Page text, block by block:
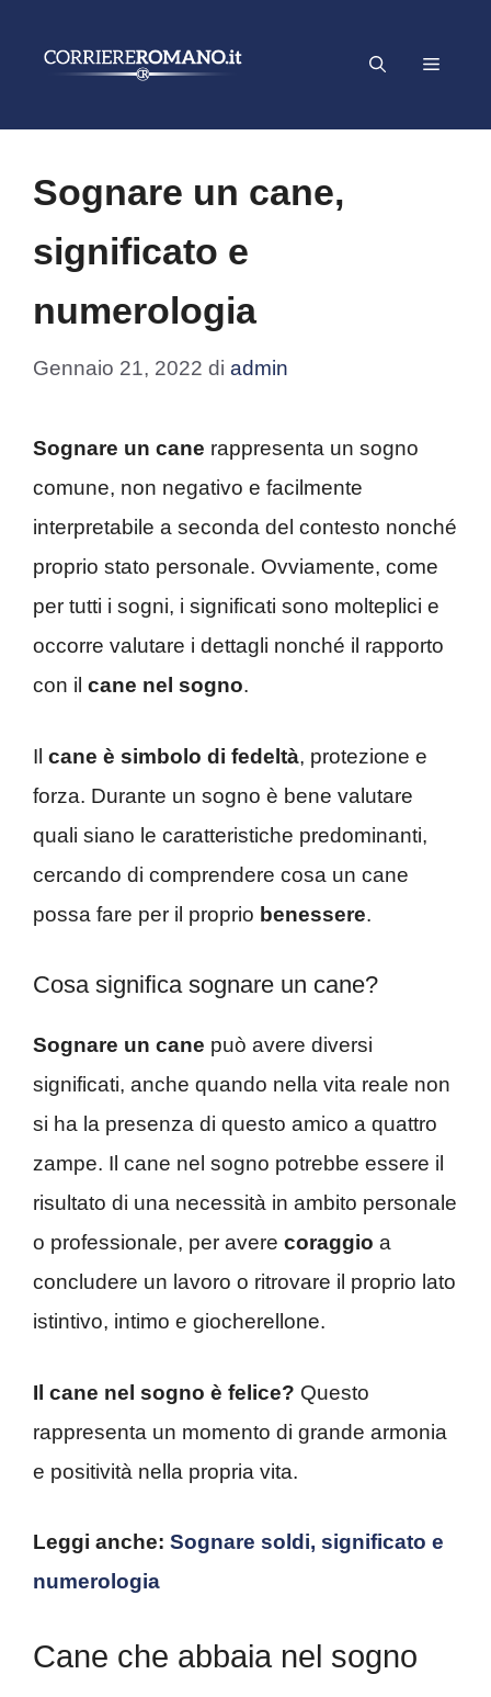
Menu
Sognare un cane,
significato e
numerologia
Gennaio 21, 2022 di admin
Sognare un cane rappresenta un sogno
comune, non negativo e facilmente
interpretabile a seconda del contesto nonché
proprio stato personale. Ovviamente, come
per tutti i sogni, i significati sono molteplici e
occorre valutare i dettagli nonché il rapporto
con il cane nel sogno.
Il cane è simbolo di fedeltà, protezione e
forza. Durante un sogno è bene valutare
quali siano le caratteristiche predominanti,
cercando di comprendere cosa un cane
possa fare per il proprio benessere.
Cosa significa sognare un cane?
Sognare un cane può avere diversi
significati, anche quando nella vita reale non
si ha la presenza di questo amico a quattro
zampe. Il cane nel sogno potrebbe essere il
risultato di una necessità in ambito personale
o professionale, per avere coraggio a
concludere un lavoro o ritrovare il proprio lato
istintivo, intimo e giocherellone.
Il cane nel sogno è felice? Questo
rappresenta un momento di grande armonia
e positività nella propria vita.
Leggi anche: Sognare soldi, significato e
numerologia
Cane che abbaia nel sogno